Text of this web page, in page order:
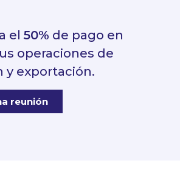
el 50% de pago en
operaciones de
y exportación.
reunión